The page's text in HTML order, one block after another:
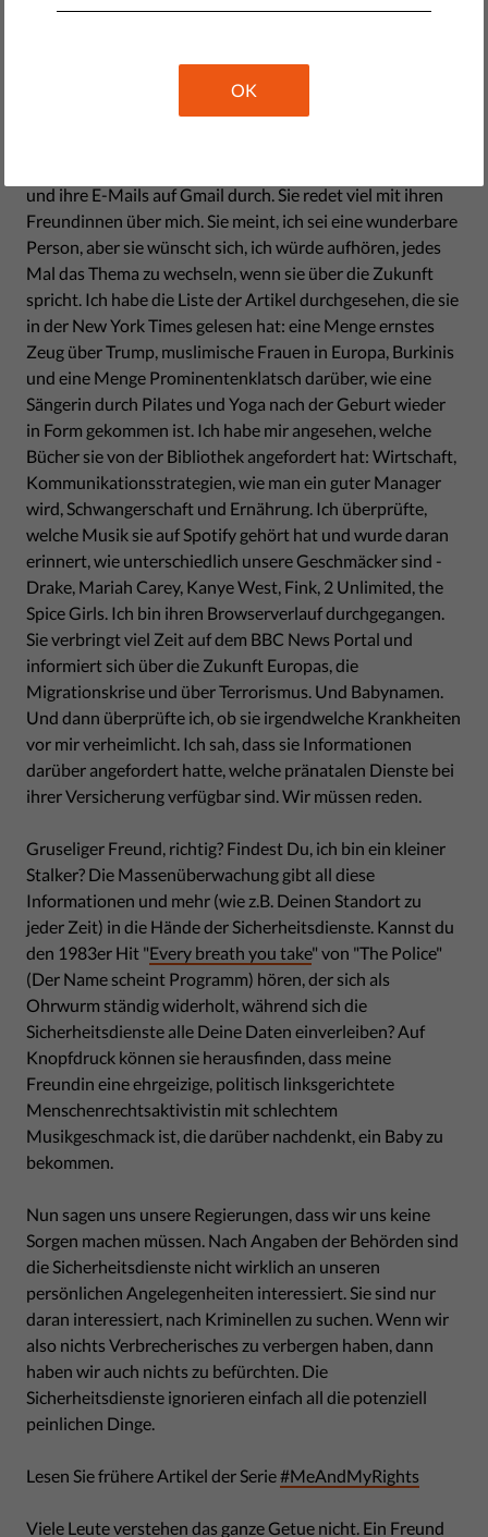
haben: "Ich kann allem widerstehen, außer der
Lesen Sie frühere Artikel der Serie#MeAndMyRights
und ihre E-Mails auf Gmail durch. Sie redet viel mit ihren
Freundinnen über mich. Sie meint, ich sei eine wunderbare
Person, aber sie wünscht sich, ich würde aufhören, jedes
Mal das Thema zu wechseln, wenn sie über die Zukunft
spricht. Ich habe die Liste der Artikel durchgesehen, die sie
in der New York Times gelesen hat: eine Menge ernstes
Zeug über Trump, muslimische Frauen in Europa, Burkinis
und eine Menge Prominentenklatsch darüber, wie eine
Sängerin durch Pilates und Yoga nach der Geburt wieder
in Form gekommen ist. Ich habe mir angesehen, welche
Bücher sie von der Bibliothek angefordert hat: Wirtschaft,
Kommunikationsstrategien, wie man ein guter Manager
wird, Schwangerschaft und Ernährung. Ich überprüfte,
welche Musik sie auf Spotify gehört hat und wurde daran
erinnert, wie unterschiedlich unsere Geschmäcker sind -
Drake, Mariah Carey, Kanye West, Fink, 2 Unlimited, the
Spice Girls. Ich bin ihren Browserverlauf durchgegangen.
Sie verbringt viel Zeit auf dem BBC News Portal und
informiert sich über die Zukunft Europas, die
Migrationskrise und über Terrorismus. Und Babynamen.
Und dann überprüfte ich, ob sie irgendwelche Krankheiten
vor mir verheimlicht. Ich sah, dass sie Informationen
darüber angefordert hatte, welche pränatalen Dienste bei
ihrer Versicherung verfügbar sind. Wir müssen reden.
Gruseliger Freund, richtig? Findest Du, ich bin ein kleiner
Stalker? Die Massenüberwachung gibt all diese
Informationen und mehr (wie z.B. Deinen Standort zu
jeder Zeit) in die Hände der Sicherheitsdienste. Kannst du
den 1983er Hit "Every breath you take" von "The Police"
(Der Name scheint Programm) hören, der sich als
Ohrwurm ständig widerholt, während sich die
Sicherheitsdienste alle Deine Daten einverleiben? Auf
Knopfdruck können sie herausfinden, dass meine
Freundin eine ehrgeizige, politisch linksgerichtete
Menschenrechtsaktivistin mit schlechtem
Musikgeschmack ist, die darüber nachdenkt, ein Baby zu
bekommen.
Nun sagen uns unsere Regierungen, dass wir uns keine
Sorgen machen müssen. Nach Angaben der Behörden sind
die Sicherheitsdienste nicht wirklich an unseren
persönlichen Angelegenheiten interessiert. Sie sind nur
daran interessiert, nach Kriminellen zu suchen. Wenn wir
also nichts Verbrecherisches zu verbergen haben, dann
haben wir auch nichts zu befürchten. Die
Sicherheitsdienste ignorieren einfach all die potenziell
peinlichen Dinge.
Lesen Sie frühere Artikel der Serie#MeAndMyRights
Viele Leute verstehen das ganze Getue nicht. Ein Freund
OK